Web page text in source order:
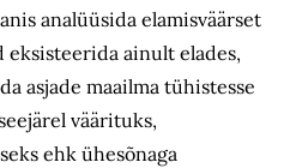
analüüsida elamisväärset
eksisteerida ainult elades,
asjade maailma tühistesse
väärituks,
ehk ühesõnaga